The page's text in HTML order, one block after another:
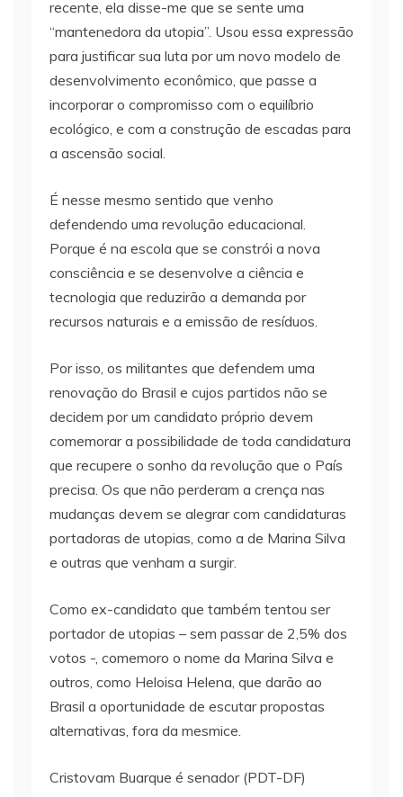
recente, ela disse-me que se sente uma
“mantenedora da utopia”. Usou essa expressão
para justificar sua luta por um novo modelo de
desenvolvimento econômico, que passe a
incorporar o compromisso com o equilíbrio
ecológico, e com a construção de escadas para
a ascensão social.
É nesse mesmo sentido que venho
defendendo uma revolução educacional.
Porque é na escola que se constrói a nova
consciência e se desenvolve a ciência e
tecnologia que reduzirão a demanda por
recursos naturais e a emissão de resíduos.
Por isso, os militantes que defendem uma
renovação do Brasil e cujos partidos não se
decidem por um candidato próprio devem
comemorar a possibilidade de toda candidatura
que recupere o sonho da revolução que o País
precisa. Os que não perderam a crença nas
mudanças devem se alegrar com candidaturas
portadoras de utopias, como a de Marina Silva
e outras que venham a surgir.
Como ex-candidato que também tentou ser
portador de utopias – sem passar de 2,5% dos
votos -, comemoro o nome da Marina Silva e
outros, como Heloisa Helena, que darão ao
Brasil a oportunidade de escutar propostas
alternativas, fora da mesmice.
Cristovam Buarque é senador (PDT-DF)